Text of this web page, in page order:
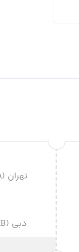
تهران (IKA)
دبی (DXB)